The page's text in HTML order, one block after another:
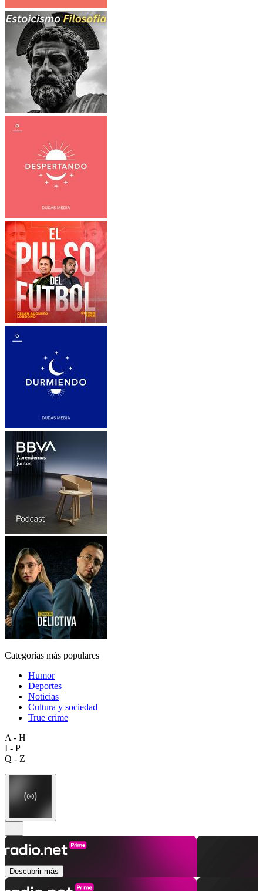
Categorías más populares
Humor
Deportes
Noticias
Cultura y sociedad
True crime
A - H
I - P
Q - Z
Descubrir más